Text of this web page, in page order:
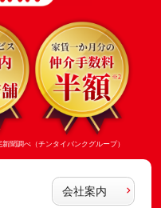
聞調べ（チンタイバンクグループ）
会社案内